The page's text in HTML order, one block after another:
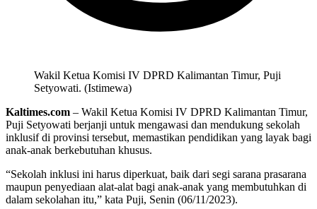
Wakil Ketua Komisi IV DPRD Kalimantan Timur, Puji
Setyowati. (Istimewa)
Kaltimes.com – Wakil Ketua Komisi IV DPRD Kalimantan Timur,
Puji Setyowati berjanji untuk mengawasi dan mendukung sekolah
inklusif di provinsi tersebut, memastikan pendidikan yang layak bagi
anak-anak berkebutuhan khusus.
“Sekolah inklusi ini harus diperkuat, baik dari segi sarana prasarana
maupun penyediaan alat-alat bagi anak-anak yang membutuhkan di
dalam sekolahan itu,” kata Puji, Senin (06/11/2023).